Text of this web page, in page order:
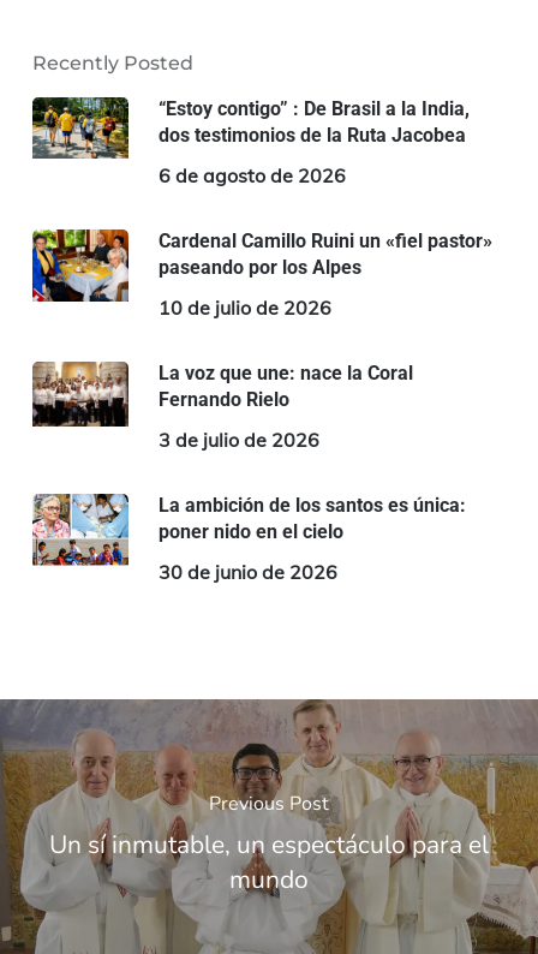
Recently Posted
“Estoy contigo” : De Brasil a la India,
dos testimonios de la Ruta Jacobea
6 de agosto de 2026
Cardenal Camillo Ruini un «fiel pastor»
paseando por los Alpes
10 de julio de 2026
La voz que une: nace la Coral
Fernando Rielo
3 de julio de 2026
La ambición de los santos es única:
poner nido en el cielo
30 de junio de 2026
Previous Post
Un sí inmutable, un espectáculo para el
mundo